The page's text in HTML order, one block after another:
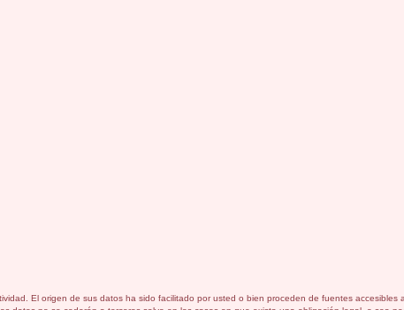
El origen de sus datos ha sido facilitado por usted o bien proceden de fuentes accesibles